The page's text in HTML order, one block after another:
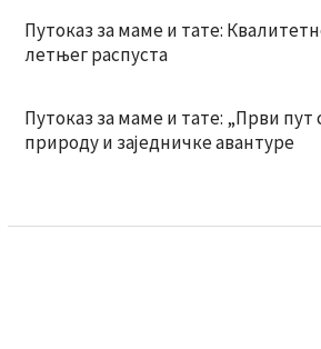
Путоказ за маме и тате:
летњег распуста
Путоказ за маме и тате: „Први пут
природу и заједничке авантуре